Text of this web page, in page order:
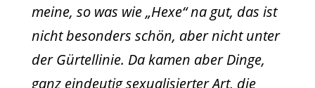
meine, so was wie „Hexe“ na gut, das ist
nicht besonders schön, aber nicht unter
der Gürtellinie. Da kamen aber Dinge,
ganz eindeutig sexualisierter Art, die